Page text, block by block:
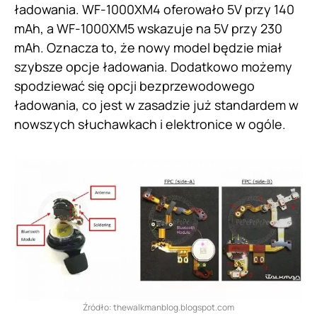
ładowania. WF-1000XM4 oferowało 5V przy 140
mAh, a WF-1000XM5 wskazuje na 5V przy 230
mAh. Oznacza to, że nowy model będzie miał
szybsze opcje ładowania. Dodatkowo możemy
spodziewać się opcji bezprzewodowego
ładowania, co jest w zasadzie już standardem w
nowszych słuchawkach i elektronice w ogóle.
Źródło: thewalkmanblog.blogspot.com